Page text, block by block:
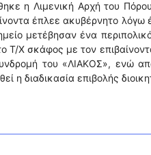
η Λιμενική Αρχή του
έπλεε ακυβέρνητο λόγω
μετέβησαν ένα
Τ/Χ σκάφος με τον
του «ΛΙΑΚΟΣ», ενώ
η διαδικασία επιβολής